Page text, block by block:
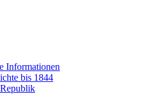
Informationen
bis 1844